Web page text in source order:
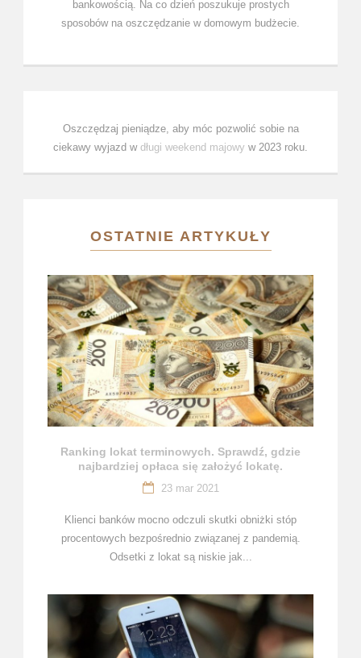
bankowością. Na co dzień poszukuje prostych
sposobów na oszczędzanie w domowym budżecie.
Oszczędzaj pieniądze, aby móc pozwolić sobie na
ciekawy wyjazd w długi weekend majowy w 2023 roku.
OSTATNIE ARTYKUŁY
Ranking lokat terminowych. Sprawdź, gdzie
najbardziej opłaca się założyć lokatę.
23 mar 2021
Klienci banków mocno odczuli skutki obniżki stóp
procentowych bezpośrednio związanej z pandemią.
Odsetki z lokat są niskie jak...